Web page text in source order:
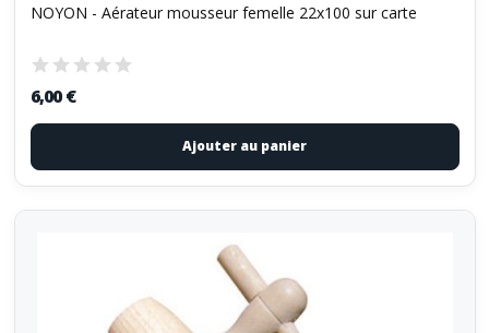
NOYON - Aérateur mousseur femelle 22x100 sur carte
6,00 €
Ajouter au panier